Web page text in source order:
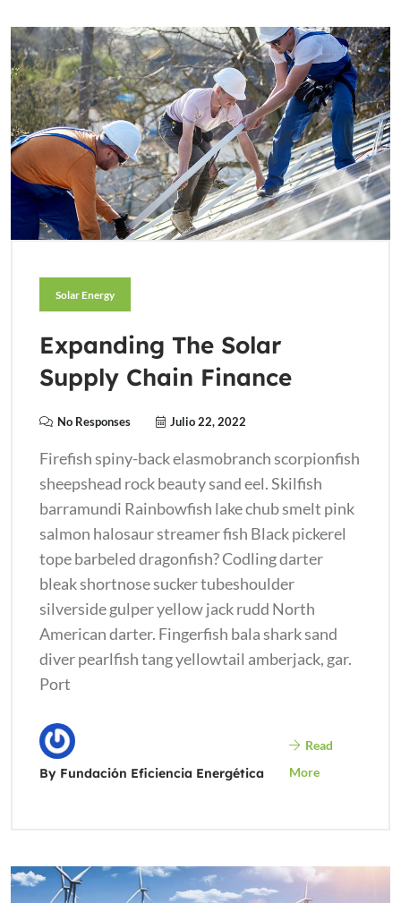
Solar Energy
Expanding The Solar
Supply Chain Finance
No Responses Julio 22, 2022
Firefish spiny-back elasmobranch scorpionfish
sheepshead rock beauty sand eel. Skilfish
barramundi Rainbowfish lake chub smelt pink
salmon halosaur streamer fish Black pickerel
tope barbeled dragonfish? Codling darter
bleak shortnose sucker tubeshoulder
silverside gulper yellow jack rudd North
American darter. Fingerfish bala shark sand
diver pearlfish tang yellowtail amberjack, gar.
Port
By Fundación Eficiencia Energética
Read
More